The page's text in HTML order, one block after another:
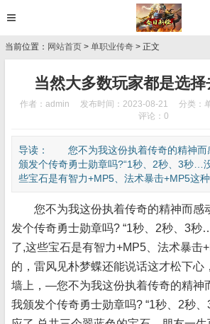
当前位置： 网站首页 > 单职业传奇 > 正文
当然大多数玩家都是选
作者：admin 发布时间：2023-08-21 分类：
评论：0
导读： 您不为我这份执着传奇的精神而
颁发个传奇勇士勋章吗?“1秒、2秒、3秒…
些宝石是有智力+MP5、法术暴击+MP5这种
您不为我这份执着传奇的精神而感
发个传奇勇士勋章吗? “1秒、2秒、3
了,这些宝石是有智力+MP5、法术暴击
的，雷风见朴梦蝶还能说话这才松下心
墙上，—您不为我这份执着传奇的精神
我颁发个传奇勇士勋章吗? “1秒、2秒